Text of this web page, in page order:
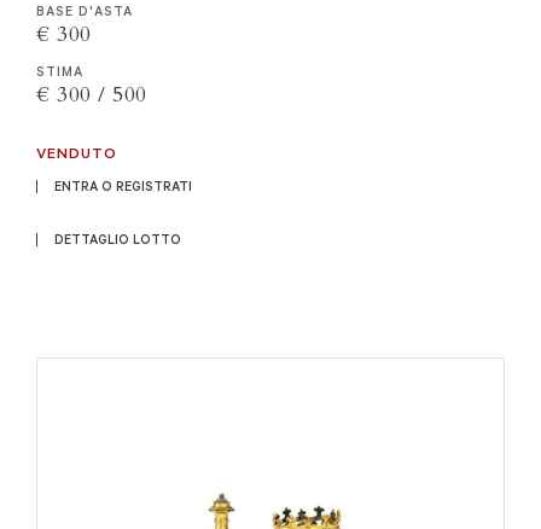
BASE D'ASTA
€ 300
STIMA
€ 300 / 500
VENDUTO
ENTRA O REGISTRATI
DETTAGLIO LOTTO